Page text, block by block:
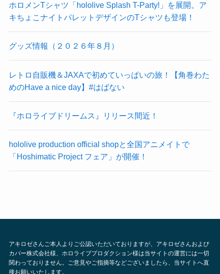
ホロメンTシャツ「hololive Splash T-Party!」を展開。ア
キちょこナイトパレットデザインのTシャツも登場！
グッズ情報（２０２６年８月）
レトロ自販機＆JAXAで初めていっぱいの旅！【角巻わた
めのHave a nice day】#はばない
『ホロライブドリームス』リリース間近！
hololive production official shopと全国アニメイトで
「Hoshimatic Project フェア」が開催！
アキロゼさんご本人よりご公認いただいておりますが、アキロゼさんおよび
カバー株式会社様、ホロライブプロダクション様は当サイトの運営には一切
関わっておりません。ご意見やご指摘等などございましたら、当サイトへ直
接お願いいたします。